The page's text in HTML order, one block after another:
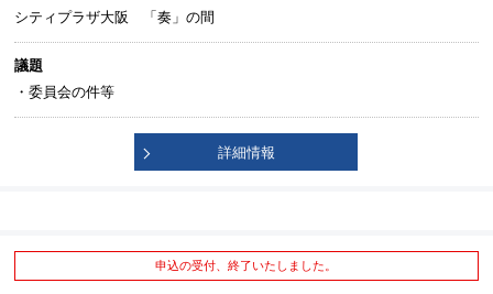
シティプラザ大阪 「奏」の間
議題
・委員会の件等
詳細情報
申込の受付、終了いたしました。